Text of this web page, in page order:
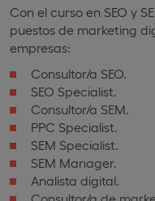
Con el curso en SEO y
puestos de marketing
empresas:
Consultor/a SEO.
SEO Specialist.
Consultor/a SEM.
PPC Specialist.
SEM Specialist.
SEM Manager.
Analista digital.